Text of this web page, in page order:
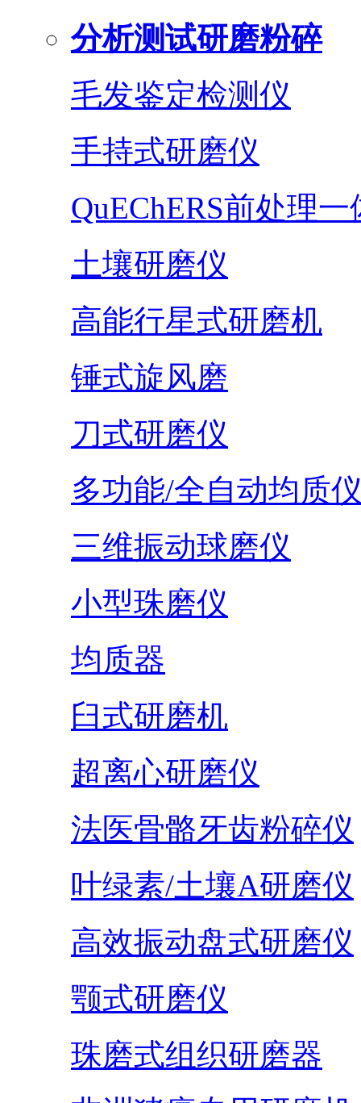
分析测试研磨粉碎
毛发鉴定检测仪
手持式研磨仪
QuEChERS前处理一
土壤研磨仪
高能行星式研磨机
锤式旋风磨
刀式研磨仪
多功能/全自动均质
三维振动球磨仪
小型珠磨仪
均质器
臼式研磨机
超离心研磨仪
法医骨骼牙齿粉碎仪
叶绿素/土壤A研磨仪
高效振动盘式研磨仪
颚式研磨仪
珠磨式组织研磨器